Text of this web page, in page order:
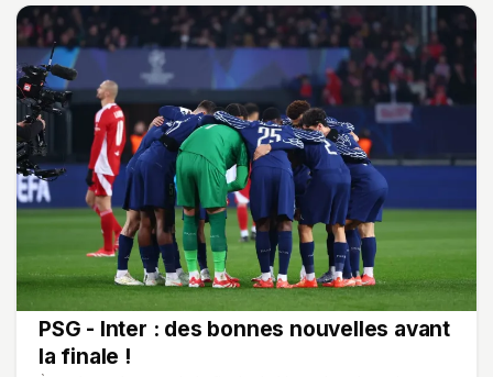
PSG - Inter : des bonnes nouvelles avant
la finale !